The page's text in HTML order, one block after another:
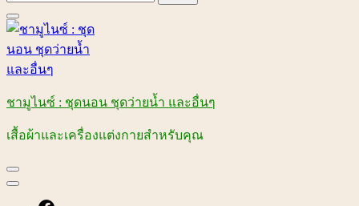
สำหรับ:
ชามูไนซ์ : ชุดนอน ชุดว่ายน้ำ และอื่นๆ
เสื้อผ้าและเครื่องแต่งกายสำหรับคุณ